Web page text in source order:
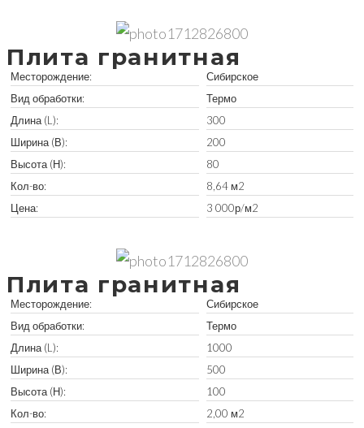
Плита гранитная
Месторождение:
Вид обработки:
Длина (L):
Ширина (В):
Высота (Н):
Кол-во:
Цена:
Сибирское
Термо
300
200
80
8,64 м2
3 000р/м2
Плита гранитная
Месторождение:
Вид обработки:
Длина (L):
Ширина (В):
Высота (Н):
Кол-во:
Сибирское
Термо
1000
500
100
2,00 м2